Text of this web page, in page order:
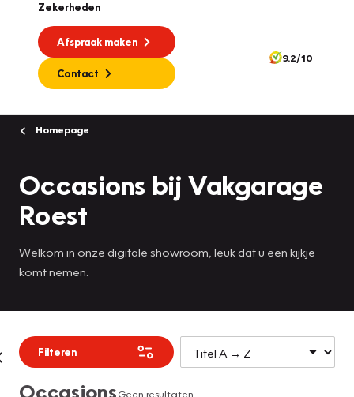
Zekerheden
Afspraak maken
Contact
9.2/10
Homepage
Occasions bij Vakgarage
Roest
Welkom in onze digitale showroom, leuk dat u een kijkje
komt nemen.
Filteren
OccasionsGeen resultaten